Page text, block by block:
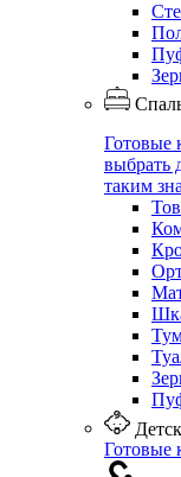
Готовые
выбрать
таким
Готовые